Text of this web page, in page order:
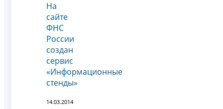
На
сайте
ФНС
России
создан
сервис
«Информационные
стенды»
14.03.2014